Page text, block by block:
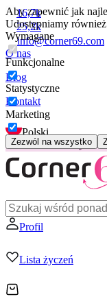
Aby zapewnić jak
Udostępniamy
Wymagane
Funkcjonalne
Statystyczne
Marketing
Zezwól na wszystko
16,7k
25,2k
info@corner69.com
O nas
Blog
Kontakt
Polski
😽Svakom Klitty: 65
Profil
Lista życzeń